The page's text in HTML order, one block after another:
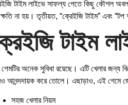
টাইম লাইভে সাফল্য পেতে কিছু কৌশল
না হয়। তৃতীয়ত, “ক্রেইজি টাইম” এবং
টাইম
অনেক সুবিধা রয়েছে। এটি খেলার জন্য
আনন্দদায়ক করে তোলে। এছাড়াও, এই গেমে
সহজ খেলার নিয়ম